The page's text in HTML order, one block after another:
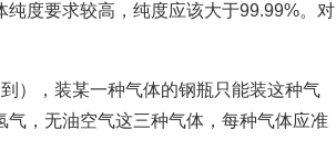
度要求较高，纯度应该大于99.99%。对
），装某一种气体的钢瓶只能装这种气
，无油空气这三种气体，每种气体应准